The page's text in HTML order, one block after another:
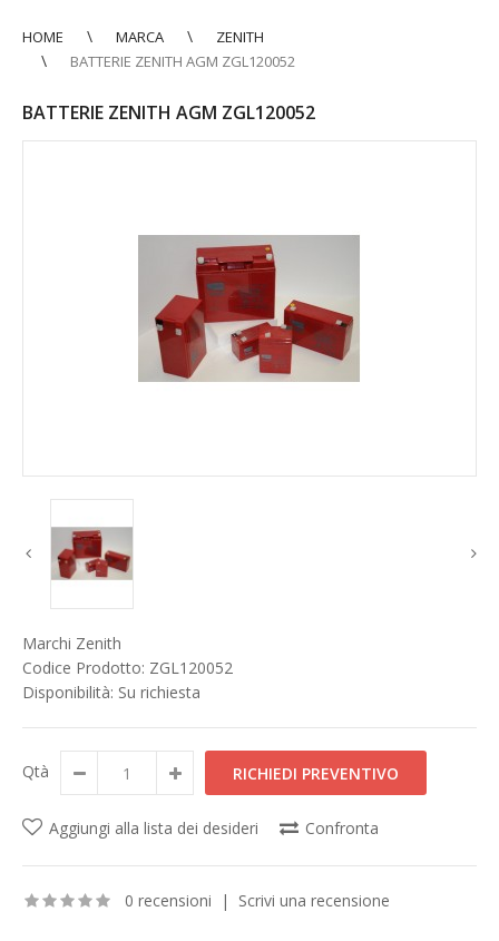
HOME MARCA
ZENITH
BATTERIE ZENITH AGM ZGL120052
BATTERIE ZENITH AGM ZGL120052
Marchi Zenith
Codice Prodotto: ZGL120052
Disponibilità: Su richiesta
Qtà
Aggiungi alla lista dei desideri Confronta
0 recensioni | Scrivi una recensione